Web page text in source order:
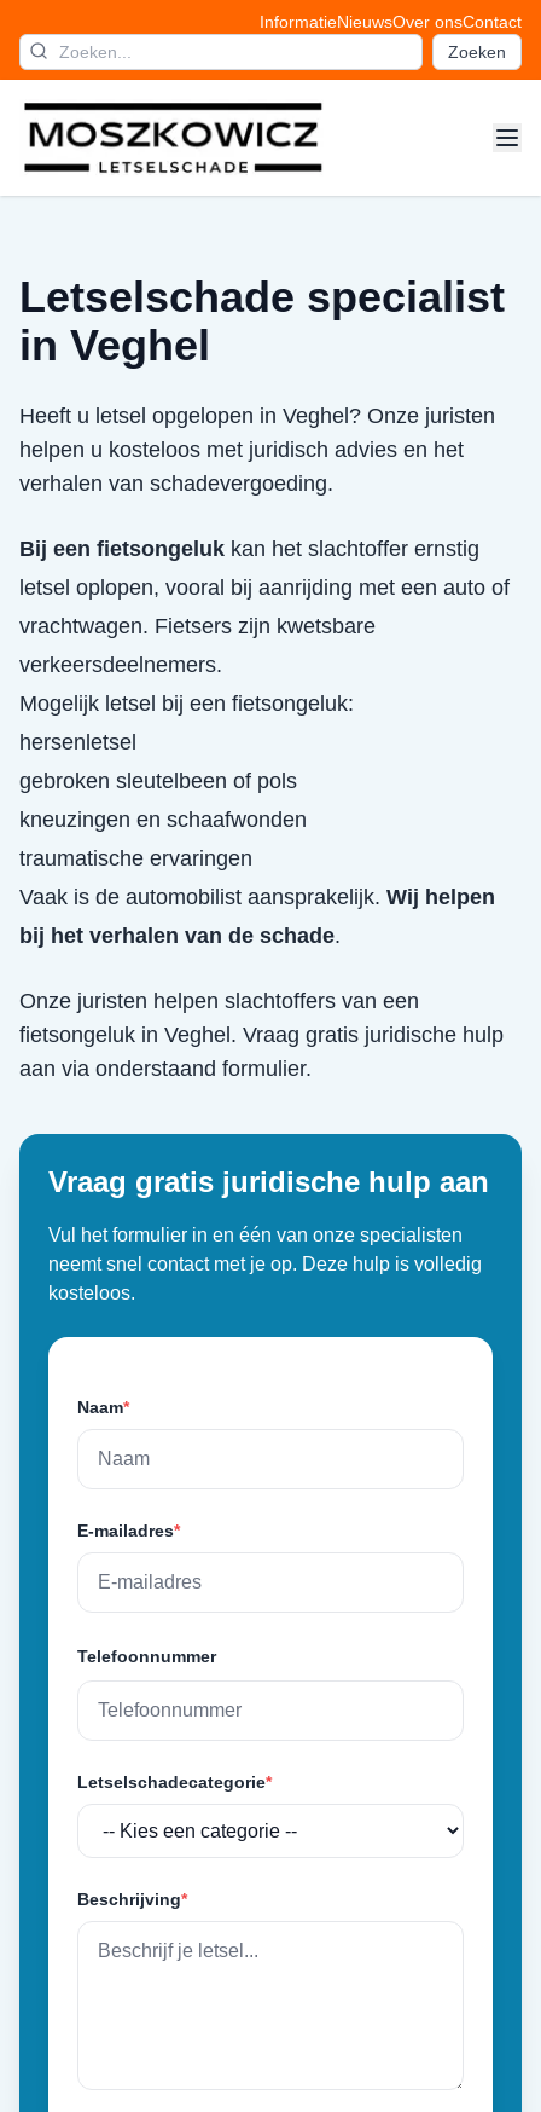
InformatieNieuwsOver onsContact
Zoeken
Letselschade specialist
in Veghel
Heeft u letsel opgelopen in Veghel? Onze juristen
helpen u kosteloos met juridisch advies en het
verhalen van schadevergoeding.
Bij een fietsongeluk kan het slachtoffer ernstig
letsel oplopen, vooral bij aanrijding met een auto of
vrachtwagen. Fietsers zijn kwetsbare
verkeersdeelnemers.
Mogelijk letsel bij een fietsongeluk:
hersenletsel
gebroken sleutelbeen of pols
kneuzingen en schaafwonden
traumatische ervaringen
Vaak is de automobilist aansprakelijk. Wij helpen
bij het verhalen van de schade.
Onze juristen helpen slachtoffers van een
fietsongeluk in Veghel . Vraag gratis juridische hulp
aan via onderstaand formulier.
Vraag gratis juridische hulp aan
Vul het formulier in en één van onze specialisten
neemt snel contact met je op. Deze hulp is volledig
kosteloos.
Naam*
E-mailadres*
Telefoonnummer
Letselschadecategorie*
Beschrijving*